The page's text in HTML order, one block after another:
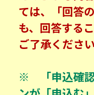
ては、「回答
も、回答する
ご了承ください
※ 「申込確認